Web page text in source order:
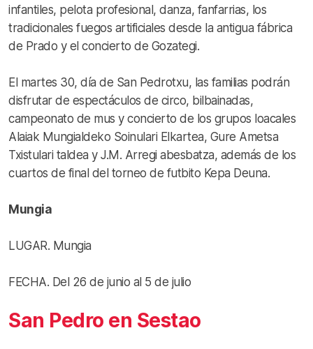
infantiles, pelota profesional, danza, fanfarrias, los
tradicionales fuegos artificiales desde la antigua fábrica
de Prado y el concierto de Gozategi.
El martes 30, día de San Pedrotxu, las familias podrán
disfrutar de espectáculos de circo, bilbainadas,
campeonato de mus y concierto de los grupos loacales
Alaiak Mungialdeko Soinulari Elkartea, Gure Ametsa
Txistulari taldea y J.M. Arregi abesbatza, además de los
cuartos de final del torneo de futbito Kepa Deuna.
Mungia
LUGAR. Mungia
FECHA. Del 26 de junio al 5 de julio
San Pedro en Sestao